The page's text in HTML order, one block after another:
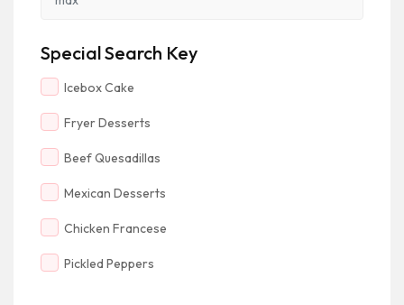
Special Search Key
Icebox Cake
Fryer Desserts
Beef Quesadillas
Mexican Desserts
Chicken Francese
Pickled Peppers